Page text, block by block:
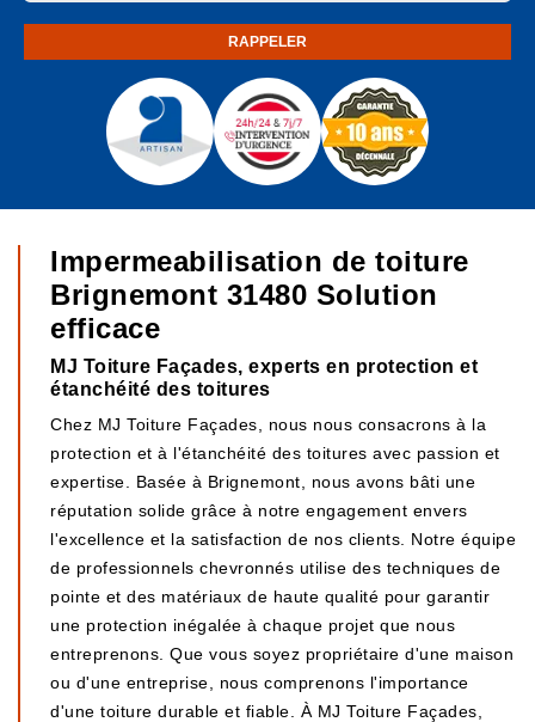
Impermeabilisation de toiture
Brignemont 31480 Solution
efficace
MJ Toiture Façades, experts en protection et
étanchéité des toitures
Chez MJ Toiture Façades, nous nous consacrons à la
protection et à l'étanchéité des toitures avec passion et
expertise. Basée à Brignemont, nous avons bâti une
réputation solide grâce à notre engagement envers
l'excellence et la satisfaction de nos clients. Notre équipe
de professionnels chevronnés utilise des techniques de
pointe et des matériaux de haute qualité pour garantir
une protection inégalée à chaque projet que nous
entreprenons. Que vous soyez propriétaire d'une maison
ou d'une entreprise, nous comprenons l'importance
d'une toiture durable et fiable. À MJ Toiture Façades,